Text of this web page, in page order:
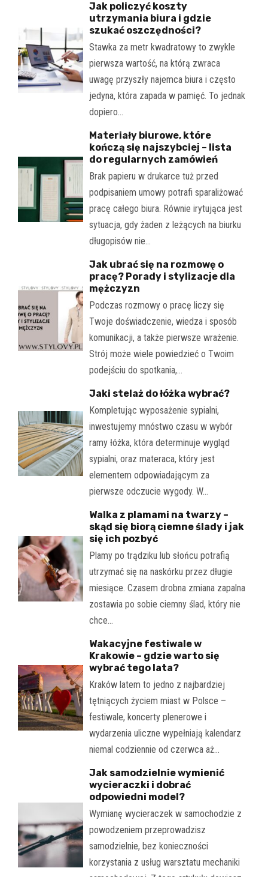
Jak policzyć koszty
utrzymania biura i gdzie
szukać oszczędności?
Stawka za metr kwadratowy to zwykle
pierwsza wartość, na którą zwraca
uwagę przyszły najemca biura i często
jedyna, która zapada w pamięć. To jednak
dopiero…
Materiały biurowe, które
kończą się najszybciej – lista
do regularnych zamówień
Brak papieru w drukarce tuż przed
podpisaniem umowy potrafi sparaliżować
pracę całego biura. Równie irytująca jest
sytuacja, gdy żaden z leżących na biurku
długopisów nie…
Jak ubrać się na rozmowę o
pracę? Porady i stylizacje dla
mężczyzn
Podczas rozmowy o pracę liczy się
Twoje doświadczenie, wiedza i sposób
komunikacji, a także pierwsze wrażenie.
Strój może wiele powiedzieć o Twoim
podejściu do spotkania,…
Jaki stelaż do łóżka wybrać?
Kompletując wyposażenie sypialni,
inwestujemy mnóstwo czasu w wybór
ramy łóżka, która determinuje wygląd
sypialni, oraz materaca, który jest
elementem odpowiadającym za
pierwsze odczucie wygody. W…
Walka z plamami na twarzy –
skąd się biorą ciemne ślady i jak
się ich pozbyć
Plamy po trądziku lub słońcu potrafią
utrzymać się na naskórku przez długie
miesiące. Czasem drobna zmiana zapalna
zostawia po sobie ciemny ślad, który nie
chce…
Wakacyjne festiwale w
Krakowie – gdzie warto się
wybrać tego lata?
Kraków latem to jedno z najbardziej
tętniących życiem miast w Polsce –
festiwale, koncerty plenerowe i
wydarzenia uliczne wypełniają kalendarz
niemal codziennie od czerwca aż…
Jak samodzielnie wymienić
wycieraczki i dobrać
odpowiedni model?
Wymianę wycieraczek w samochodzie z
powodzeniem przeprowadzisz
samodzielnie, bez konieczności
korzystania z usług warsztatu mechaniki